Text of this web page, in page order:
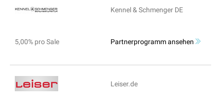
Kennel & Schmenger DE
5,00% pro Sale Partnerprogramm ansehen
Leiser.de